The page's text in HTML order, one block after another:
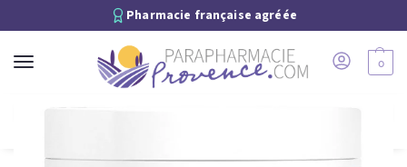
Pharmacie française agréée
0